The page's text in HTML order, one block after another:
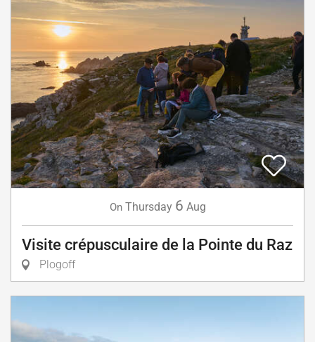
On Thursday 6 Aug
Visite crépusculaire de la Pointe du Raz
Plogoff